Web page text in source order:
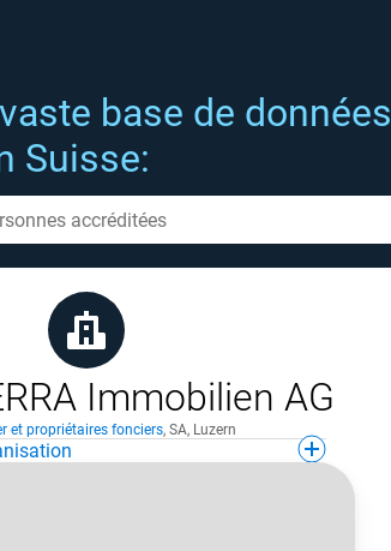
base de données
Suisse:
Immobilien AG
et propriétaires fonciers, SA, Luzern